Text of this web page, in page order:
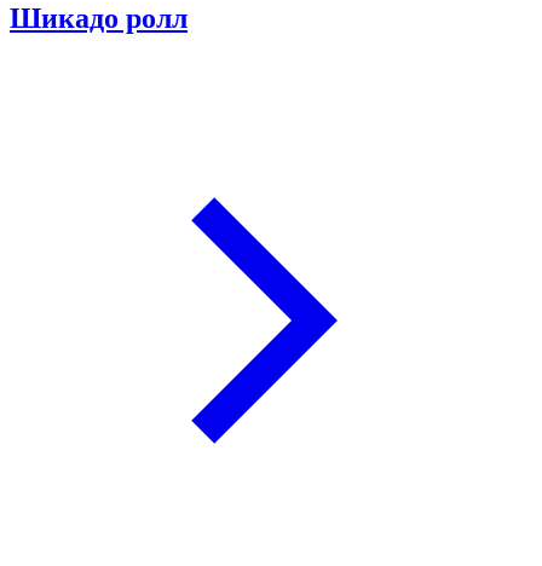
Шикадо ролл